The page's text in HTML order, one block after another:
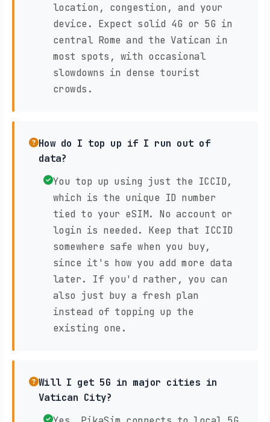
location, congestion, and your
device. Expect solid 4G or 5G in
central Rome and the Vatican in
most spots, with occasional
slowdowns in dense tourist
crowds.
How do I top up if I run out of
data?
You top up using just the ICCID,
which is the unique ID number
tied to your eSIM. No account or
login is needed. Keep that ICCID
somewhere safe when you buy,
since it's how you add more data
later. If you'd rather, you can
also just buy a fresh plan
instead of topping up the
existing one.
Will I get 5G in major cities in
Vatican City?